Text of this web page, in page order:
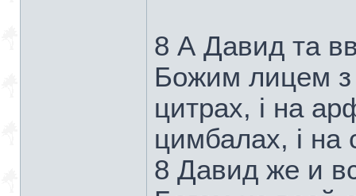
8 А Давид та
Божим лицем з
цитрах, і на
цимбалах, і
8 Давид же и